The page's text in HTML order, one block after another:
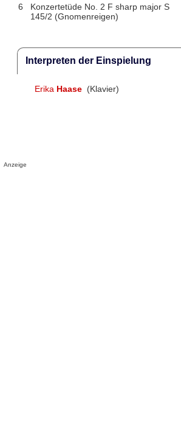
6
Konzertetüde No. 2 F sharp major S
145/2 (Gnomenreigen)
Interpreten der Einspielung
Erika Haase (Klavier)
Anzeige